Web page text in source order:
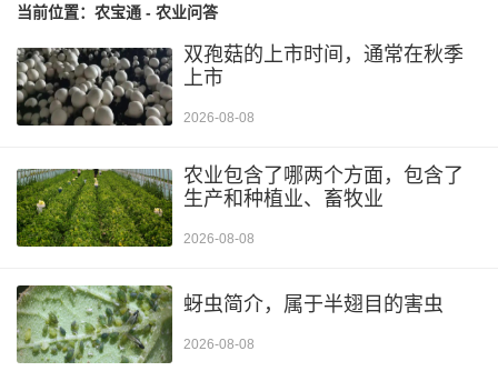
当前位置： 农宝通 - 农业问答
双孢菇的上市时间，通常在秋季
上市
2026-08-08
农业包含了哪两个方面，包含了
生产和种植业、畜牧业
2026-08-08
蚜虫简介，属于半翅目的害虫
2026-08-08